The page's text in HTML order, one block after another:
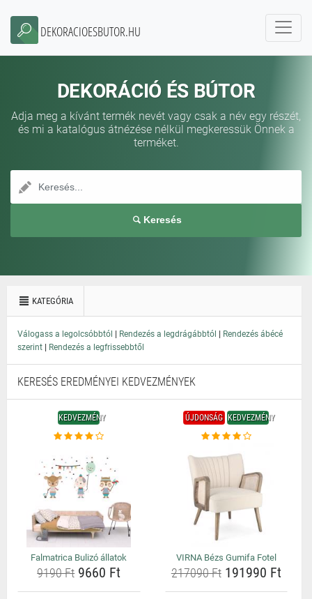
DEKORACIOESBUTOR.HU
DEKORÁCIÓ ÉS BÚTOR
Adja meg a kívánt termék nevét vagy csak a név egy részét,
és mi a katalógus átnézése nélkül megkeressük Önnek a
terméket.
Keresés
KATEGÓRIA
Válogass a legolcsóbbtól | Rendezés a legdrágábbtól | Rendezés ábécé
szerint | Rendezés a legfrissebbtől
KERESÉS EREDMÉNYEI KEDVEZMÉNYEK
KEDVEZMÉNY
Falmatrica Bulizó állatok
9190 Ft9660 Ft
ÚJDONSÁG KEDVEZMÉNY
VIRNA Bézs Gumifa Fotel
217090 Ft191990 Ft